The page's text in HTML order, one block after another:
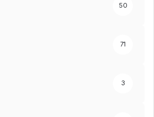
50
71
3